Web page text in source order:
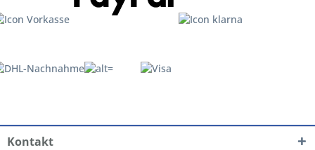
Kontakt